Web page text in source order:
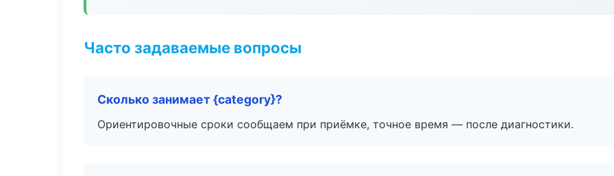
Часто задаваемые вопросы
Сколько занимает {category}?
Ориентировочные сроки сообщаем при приёмке, точное время — после диагностики.